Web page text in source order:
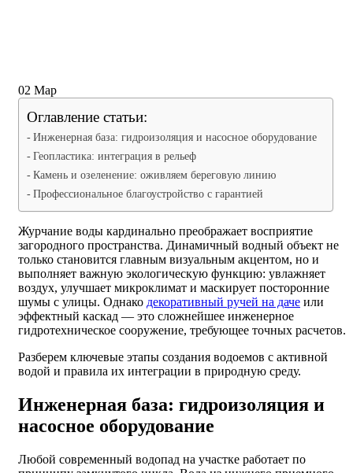
02 Мар
Оглавление статьи:
Инженерная база: гидроизоляция и насосное оборудование
Геопластика: интеграция в рельеф
Камень и озеленение: оживляем береговую линию
Профессиональное благоустройство с гарантией
Журчание воды кардинально преображает восприятие
загородного пространства. Динамичный водный объект не
только становится главным визуальным акцентом, но и
выполняет важную экологическую функцию: увлажняет
воздух, улучшает микроклимат и маскирует посторонние
шумы с улицы. Однако декоративный ручей на даче или
эффектный каскад — это сложнейшее инженерное
гидротехническое сооружение, требующее точных расчетов.
Разберем ключевые этапы создания водоемов с активной
водой и правила их интеграции в природную среду.
Инженерная база: гидроизоляция и
насосное оборудование
Любой современный водопад на участке работает по